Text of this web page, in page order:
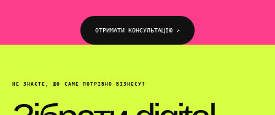
ОТРИМАТИ КОНСУЛЬТАЦІЮ ↗
НЕ ЗНАЄТЕ, ЩО САМЕ ПОТРІБНО БІЗНЕСУ?